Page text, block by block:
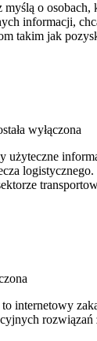
o
informacji,
takim jak
wyłączona
internetowy